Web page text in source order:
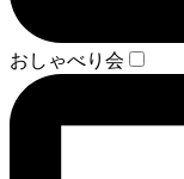
おしゃべり会